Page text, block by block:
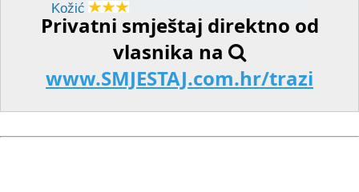
Kožić
Privatni smještaj direktno od
vlasnika na
www.SMJESTAJ.com.hr/trazi